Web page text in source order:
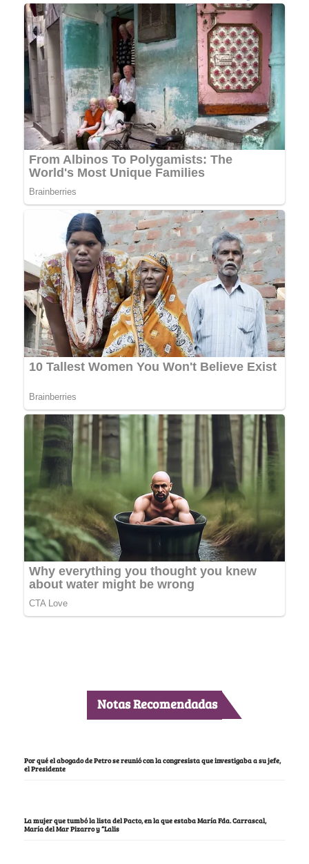
Notas Recomendadas
Por qué el abogado de Petro se reunió con la congresista que investigaba a su jefe,
el Presidente
La mujer que tumbó la lista del Pacto, en la que estaba María Fda. Carrascal,
María del Mar Pizarro y “Lalis